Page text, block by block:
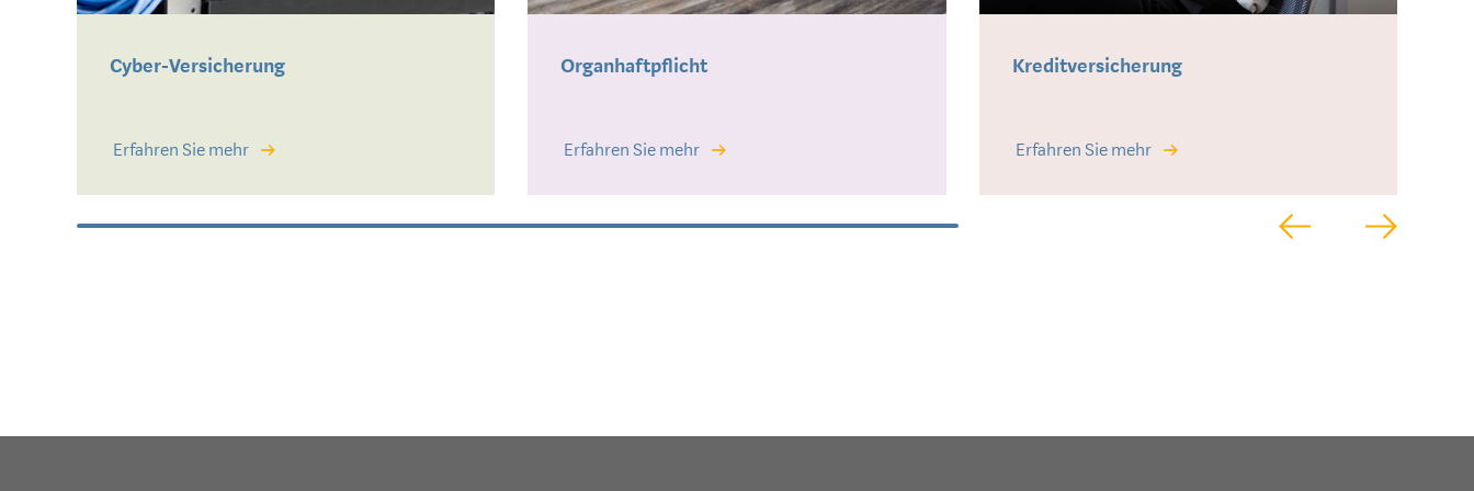
Cyber-Versicherung
Erfahren Sie mehr
Organhaftpflicht
Erfahren Sie mehr
Kreditversicherung
Erfahren Sie mehr